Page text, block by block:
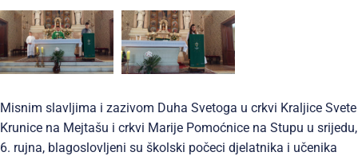
Misnim slavljima i zazivom Duha Svetoga u crkvi Kraljice Svete
Krunice na Mejtašu i crkvi Marije Pomoćnice na Stupu u srijedu,
6. rujna, blagoslovljeni su školski počeci djelatnika i učenika